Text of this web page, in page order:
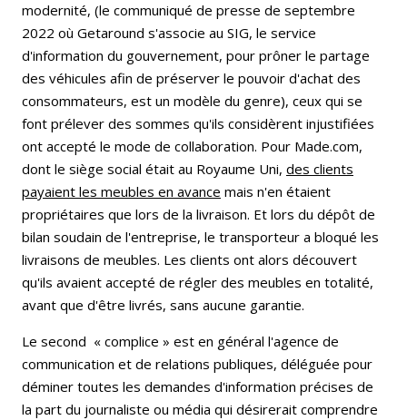
modernité, (le communiqué de presse de septembre
2022 où Getaround s'associe au SIG, le service
d'information du gouvernement, pour prôner le partage
des véhicules afin de préserver le pouvoir d'achat des
consommateurs, est un modèle du genre), ceux qui se
font prélever des sommes qu'ils considèrent injustifiées
ont accepté le mode de collaboration. Pour Made.com,
dont le siège social était au Royaume Uni, des clients
payaient les meubles en avance mais n'en étaient
propriétaires que lors de la livraison. Et lors du dépôt de
bilan soudain de l'entreprise, le transporteur a bloqué les
livraisons de meubles. Les clients ont alors découvert
qu'ils avaient accepté de régler des meubles en totalité,
avant que d'être livrés, sans aucune garantie.
Le second « complice » est en général l'agence de
communication et de relations publiques, déléguée pour
déminer toutes les demandes d'information précises de
la part du journaliste ou média qui désirerait comprendre